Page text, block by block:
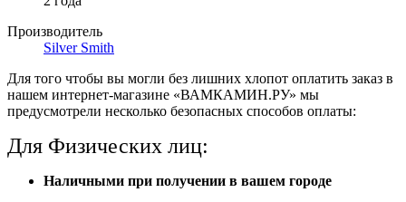
Производитель
Silver Smith
Для того чтобы вы могли без лишних хлопот оплатить заказ в
нашем интернет-магазине «ВАМКАМИН.РУ» мы
предусмотрели несколько безопасных способов оплаты:
Для Физических лиц:
Наличными при получении в вашем городе